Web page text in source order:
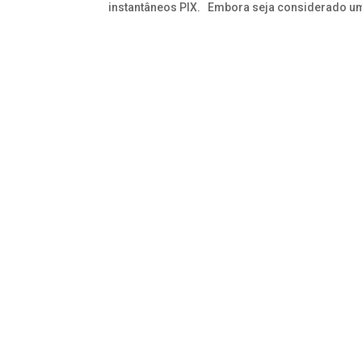
instantâneos PIX. Embora seja considerado